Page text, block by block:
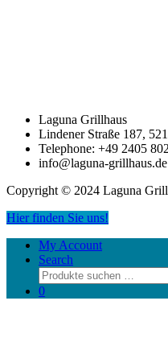
Laguna Grillhaus
Lindener Straße 187,
Telephone: +49 2405
info@laguna-grillhaus.de
Copyright © 2024 Laguna
Hier finden Sie uns!
My Account
Search
Suchen
nach:
0